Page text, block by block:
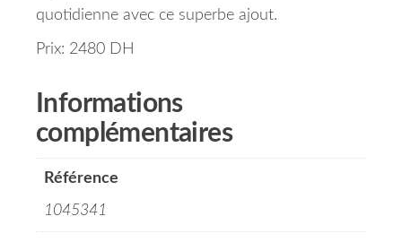
quotidienne avec ce superbe ajout.
Prix: 2480 DH
Informations
complémentaires
Référence
1045341